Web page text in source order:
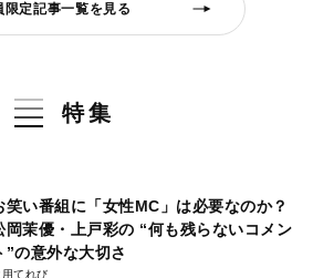
限定記事一覧を見る
特集
笑い番組に「女性MC」は必要なのか？
岡茉優・上戸彩の “何も残らないコメン
”の意外な大切さ
用てれび